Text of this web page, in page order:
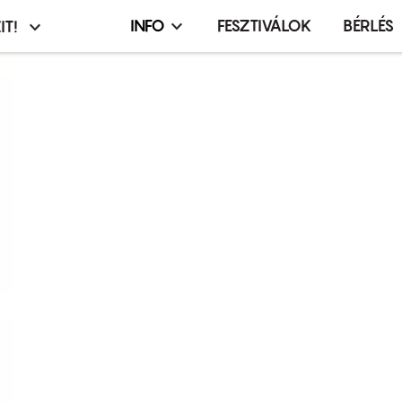
Infó,
INFO FESZTIVÁLOK BÉRLÉS